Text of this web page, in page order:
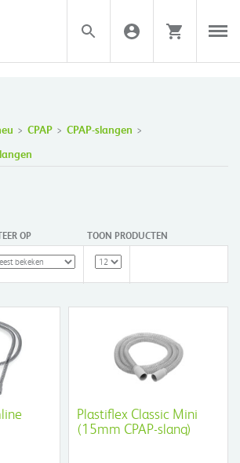
CPAP
CPAP-slangen
OP TOON PRODUCTEN
Plastiflex Classic Mini
(15mm CPAP-slang)